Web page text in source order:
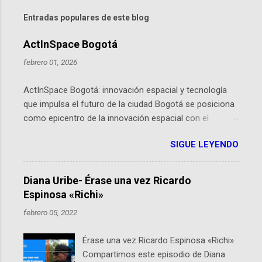
Entradas populares de este blog
ActInSpace Bogotá
febrero 01, 2026
ActInSpace Bogotá: innovación espacial y tecnología
que impulsa el futuro de la ciudad Bogotá se posiciona
como epicentro de la innovación espacial con el
hackathon global que convierte tecnologías de la
Agencia Espacial Europea en soluciones prácticas para
la vida cotidiana. Este evento, organizado por el
Planetario de Bogotá del Idartes y la Universidad de los
Andes, reúne a expertos como el presidente de Airbus
Colombia y líderes del sector aeroespacial para inspirar
por qué importa en Bogotá ActInSpace es una
competencia mundial que opera en más de 60
SIGUE LEYENDO
Diana Uribe- Érase una vez Ricardo
Espinosa «Richi»
febrero 05, 2022
Érase una vez Ricardo Espinosa «Richi»
Compartimos este episodio de Diana